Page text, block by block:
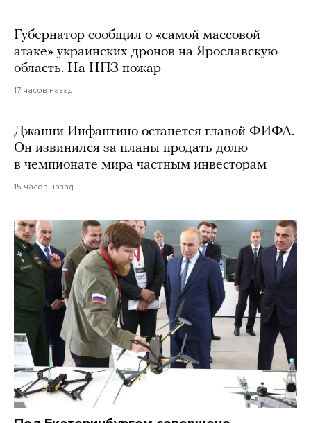
Губернатор сообщил о «самой массовой
атаке» украинских дронов на Ярославскую
область. На НПЗ пожар
17 часов назад
Джанни Инфантино останется главой ФИФА.
Он извинился за планы продать долю
в чемпионате мира частным инвесторам
15 часов назад